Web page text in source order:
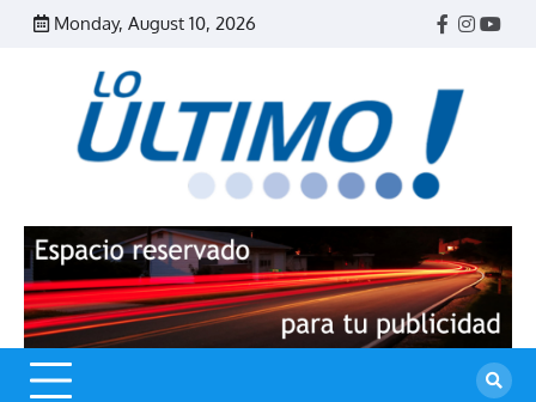
Skip
Monday, August 10, 2026
Facebook